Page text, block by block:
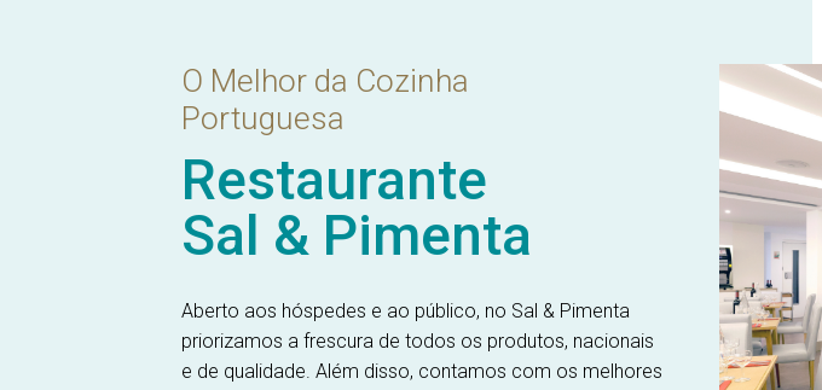
O Melhor da Cozinha
Portuguesa
Restaurante
Sal & Pimenta
Aberto aos hóspedes e ao público, no Sal & Pimenta
priorizamos a frescura de todos os produtos, nacionais
e de qualidade. Além disso, contamos com os melhores